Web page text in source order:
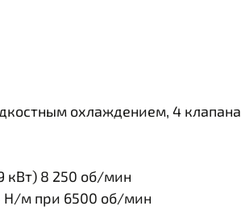
охлаждением, 4 клапана
кВт) 8 250 об/мин
м при 6500 об/мин